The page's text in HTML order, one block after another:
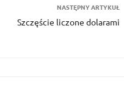
NASTĘPNY ARTYKUŁ
Szczęście liczone dolarami